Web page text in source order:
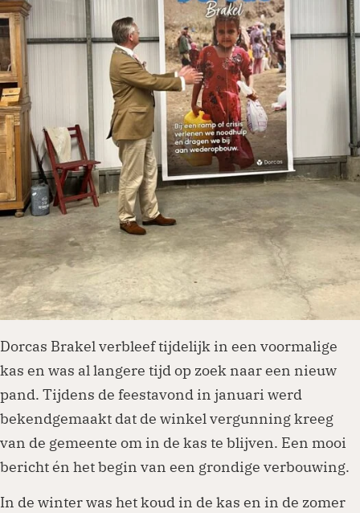
Dorcas Brakel verbleef tijdelijk in een voormalige
kas en was al langere tijd op zoek naar een nieuw
pand. Tijdens de feestavond in januari werd
bekendgemaakt dat de winkel vergunning kreeg
van de gemeente om in de kas te blijven. Een mooi
bericht én het begin van een grondige verbouwing.
In de winter was het koud in de kas en in de zomer